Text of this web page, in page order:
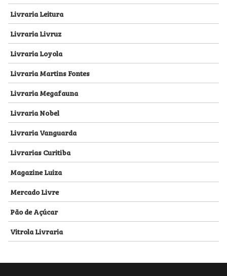
Livraria Leitura
Livraria Livruz
Livraria Loyola
Livraria Martins Fontes
Livraria Megafauna
Livraria Nobel
Livraria Vanguarda
Livrarias Curitiba
Magazine Luiza
Mercado Livre
Pão de Açúcar
Vitrola Livraria